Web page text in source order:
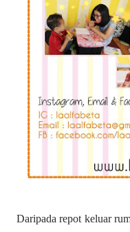
Daripada repot keluar